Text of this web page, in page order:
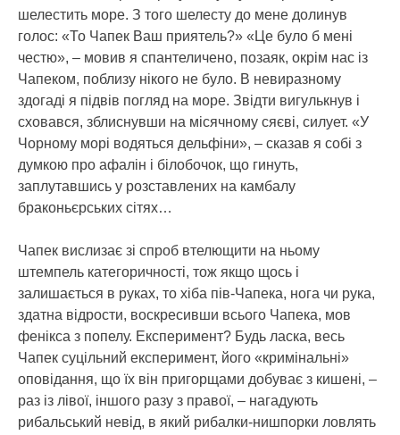
шелестить море. З того шелесту до мене долинув
голос: «То Чапек Ваш приятель?» «Це було б мені
честю», – мовив я спантеличено, позаяк, окрім нас із
Чапеком, поблизу нікого не було. В невиразному
здогаді я підвів погляд на море. Звідти вигулькнув і
сховався, зблиснувши на місячному сяєві, силует. «У
Чорному морі водяться дельфіни», – сказав я собі з
думкою про афалін і білобочок, що гинуть,
заплутавшись у розставлених на камбалу
браконьєрських сітях…
Чапек вислизає зі спроб втелющити на ньому
штемпель категоричності, тож якщо щось і
залишається в руках, то хіба пів-Чапека, нога чи рука,
здатна відрости, воскресивши всього Чапека, мов
фенікса з попелу. Експеримент? Будь ласка, весь
Чапек суцільний експеримент, його «кримінальні»
оповідання, що їх він пригорщами добуває з кишені, –
раз із лівої, іншого разу з правої, – нагадують
рибальський невід, в який рибалки-нишпорки ловлять